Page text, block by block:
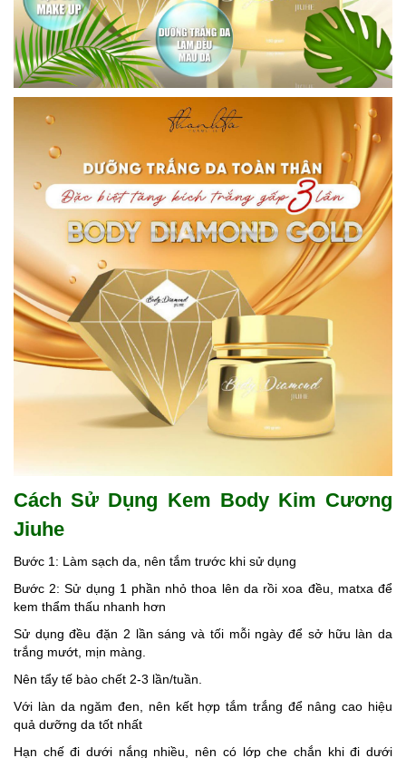
Cách Sử Dụng Kem Body Kim Cương
Jiuhe
Bước 1: Làm sạch da, nên tắm trước khi sử dụng
Bước 2: Sử dụng 1 phần nhỏ thoa lên da rồi xoa đều, matxa để
kem thẩm thấu nhanh hơn
Sử dụng đều đặn 2 lần sáng và tối mỗi ngày để sở hữu làn da
trắng mướt, mịn màng.
Nên tẩy tế bào chết 2-3 lần/tuần.
Với làn da ngăm đen, nên kết hợp tắm trắng để nâng cao hiệu
quả dưỡng da tốt nhất
Hạn chế đi dưới nắng nhiều, nên có lớp che chắn khi đi dưới